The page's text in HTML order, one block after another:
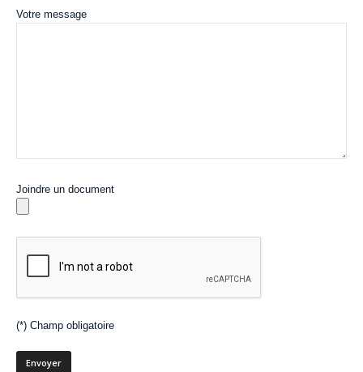
Votre message
Joindre un document
(*) Champ obligatoire